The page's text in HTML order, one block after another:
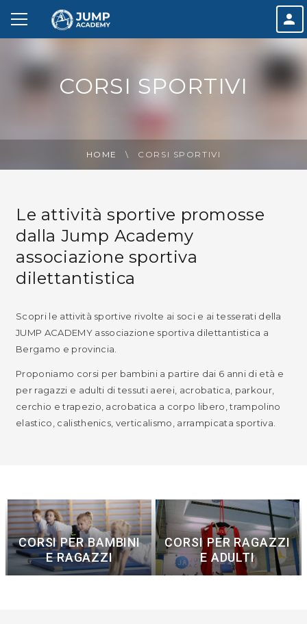
CORSI SPORTIVI
HOME CORSI SPORTIVI
Le attività sportive promosse
dalla Jump Academy
associazione sportiva
dilettantistica
Scopri le attività sportive rivolte ai soci e ai tesserati della
JUMP ACADEMY associazione sportiva dilettantistica a
Bergamo e provincia.
Proponiamo corsi per bambini a partire dai 6 anni di età e
per ragazzi e adulti di tessuti aerei, acrobatica, parkour,
cerchio e trapezio, acrobatica a corpo libero, trampolino
elastico, calisthenics, verticalismo, arrampicata sportiva.
CORSI PER BAMBINI
E RAGAZZI
CORSI PER RAGAZZI
E ADULTI